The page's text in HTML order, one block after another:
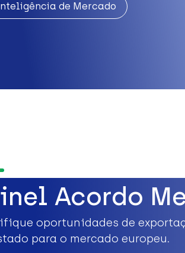
de Mercado
Acordo
oportunidades de
para o mercado europeu.